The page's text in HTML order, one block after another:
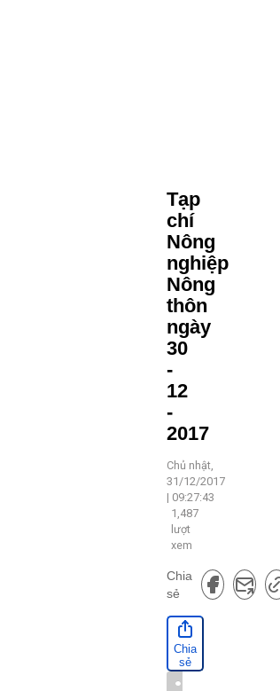
Tạp
chí
Nông
nghiệp
Nông
thôn
ngày
30
-
12
-
2017
Chủ nhật,
31/12/2017
| 09:27:43
1,487
lượt
xem
Chia
sẻ
Chia
sẻ